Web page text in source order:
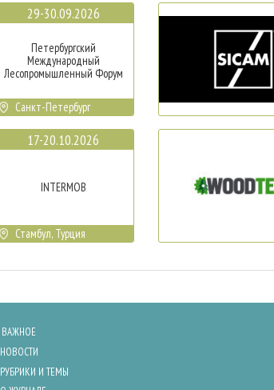
29-30.09.2026
Петербургский
Международный
Лесопромышленный Форум
Санкт-Петербург
17-20.10.2026
INTERMOB
Стамбул, Турция
ВАЖНОЕ
НОВОСТИ
РУБРИКИ И ТЕМЫ